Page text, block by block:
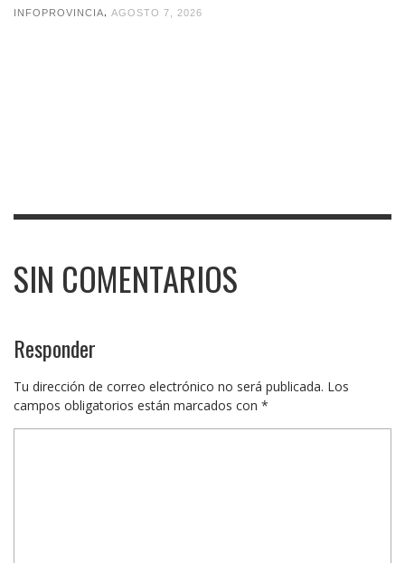
INFOPROVINCIA AGOSTO 7, 2026
SIN COMENTARIOS
Responder
Tu dirección de correo electrónico no será publicada. Los
campos obligatorios están marcados con *